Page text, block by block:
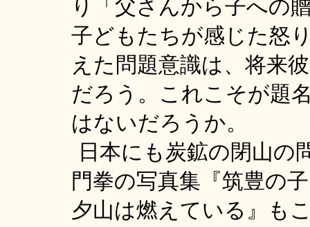
り「父さんから子への
子どもたちが感じた怒
えた問題意識は、将来
だろう。これこそが題
はないだろうか。
日本にも炭鉱の閉山の
門拳の写真集『筑豊の
夕山は燃えている』も